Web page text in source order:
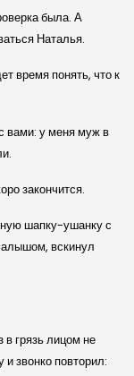
была. А
Наталья.
время понять, что к
вами: у меня муж в
закончится.
шапку-ушанку с
вскинул
в грязь лицом не
звонко повторил: